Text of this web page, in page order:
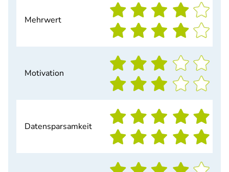
Mehrwert
Motivation
Datensparsamkeit